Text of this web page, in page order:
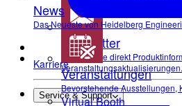
Newsletter
Erhalten Sie direkt
Veranstaltungsaktualisierungen.
Service & Support
News
Das Neueste von Heidelberg
Veranstaltungen
Bevorstehende Ausstellungen,
Virtual Booth
Karriere